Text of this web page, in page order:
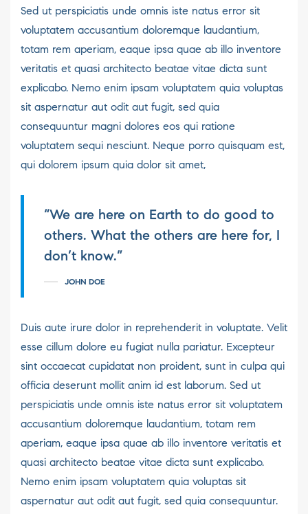
Sed ut perspiciatis unde omnis iste natus error sit
voluptatem accusantium doloremque laudantium,
totam rem aperiam, eaque ipsa quae ab illo inventore
veritatis et quasi architecto beatae vitae dicta sunt
explicabo. Nemo enim ipsam voluptatem quia voluptas
sit aspernatur aut odit aut fugit, sed quia
consequuntur magni dolores eos qui ratione
voluptatem sequi nesciunt. Neque porro quisquam est,
qui dolorem ipsum quia dolor sit amet,
“We are here on Earth to do good to
others. What the others are here for, I
don’t know.”
JOHN DOE
Duis aute irure dolor in reprehenderit in voluptate. Velit
esse cillum dolore eu fugiat nulla pariatur. Excepteur
sint occaecat cupidatat non proident, sunt in culpa qui
officia deserunt mollit anim id est laborum. Sed ut
perspiciatis unde omnis iste natus error sit voluptatem
accusantium doloremque laudantium, totam rem
aperiam, eaque ipsa quae ab illo inventore veritatis et
quasi architecto beatae vitae dicta sunt explicabo.
Nemo enim ipsam voluptatem quia voluptas sit
aspernatur aut odit aut fugit, sed quia consequuntur.